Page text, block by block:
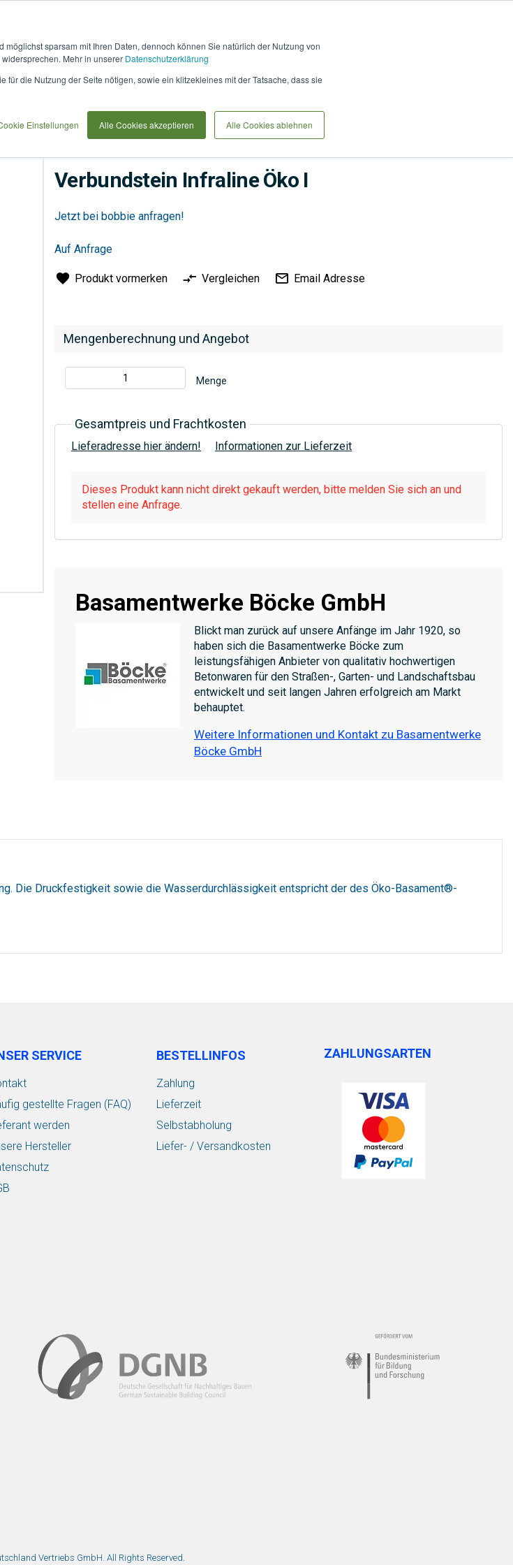
sparsam mit Ihren Daten, dennoch können Sie natürlich der Nutzung von
Mehr in unserer Datenschutzerklärung
die Nutzung der Seite nötigen, sowie ein klitzekleines mit der Tatsache, dass sie
Einstellungen Alle Cookies akzeptieren Alle Cookies ablehnen
it
Verbundstein Infraline Öko I
Mengenberechnung und Angebot
Menge
Gesamtpreis und Frachtkosten
Lieferadresse hier ändern! Informationen zur Lieferzeit
Dieses Produkt kann nicht direkt gekauft werden, bitte melden Sie sich an und
stellen eine Anfrage.
Basamentwerke Böcke GmbH
Blickt man zurück auf unsere Anfänge im Jahr 1920, so
haben sich die Basamentwerke Böcke zum
leistungsfähigen Anbieter von qualitativ hochwertigen
Betonwaren für den Straßen-, Garten- und Landschaftsbau
entwickelt und seit langen Jahren erfolgreich am Markt
behauptet.
Weitere Informationen und Kontakt zu Basamentwerke
Böcke GmbH
Jetzt bei bobbie anfragen!
Auf Anfrage
Produkt vormerken Vergleichen Email Adresse
Die Druckfestigkeit sowie die Wasserdurchlässigkeit entspricht der des Öko-Basament®-
SERVICE
gestellte Fragen (FAQ)
werden
Hersteller
BESTELLINFOS
Zahlung
Lieferzeit
Selbstabholung
Liefer- / Versandkosten
ZAHLUNGSARTEN
Vertriebs GmbH. All Rights Reserved.